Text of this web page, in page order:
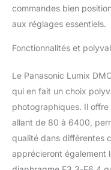
commandes bien
aux réglages essentiels.
Fonctionnalités et
Le Panasonic Lumix
qui en fait un choix
photographiques. Il
allant de 80 à 6400,
qualité dans différentes
apprécieront également